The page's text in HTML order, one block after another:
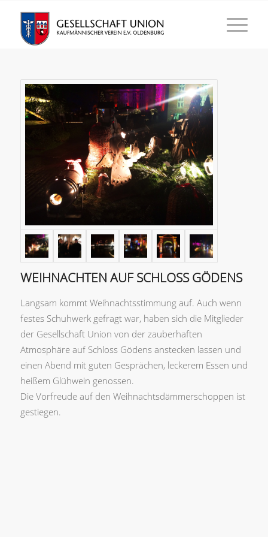
WEIHNACHTEN AUF SCHLOSS GÖDENS
Langsam kommt Weihnachtsstimmung auf. Auch wenn
festes Schuhwerk gefragt war, haben sich die Mitglieder
der Gesellschaft Union von der zauberhaften
Atmosphäre auf Schloss Gödens anstecken lassen und
einen Abend mit guten Gesprächen, leckerem Essen und
heißem Glühwein genossen.
Die Vorfreude auf den Weihnachtsdämmerschoppen ist
gestiegen.